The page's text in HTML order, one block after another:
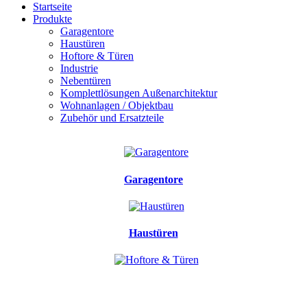
Startseite
Produkte
Garagentore
Haustüren
Hoftore & Türen
Industrie
Nebentüren
Komplettlösungen Außenarchitektur
Wohnanlagen / Objektbau
Zubehör und Ersatzteile
Garagentore
Haustüren